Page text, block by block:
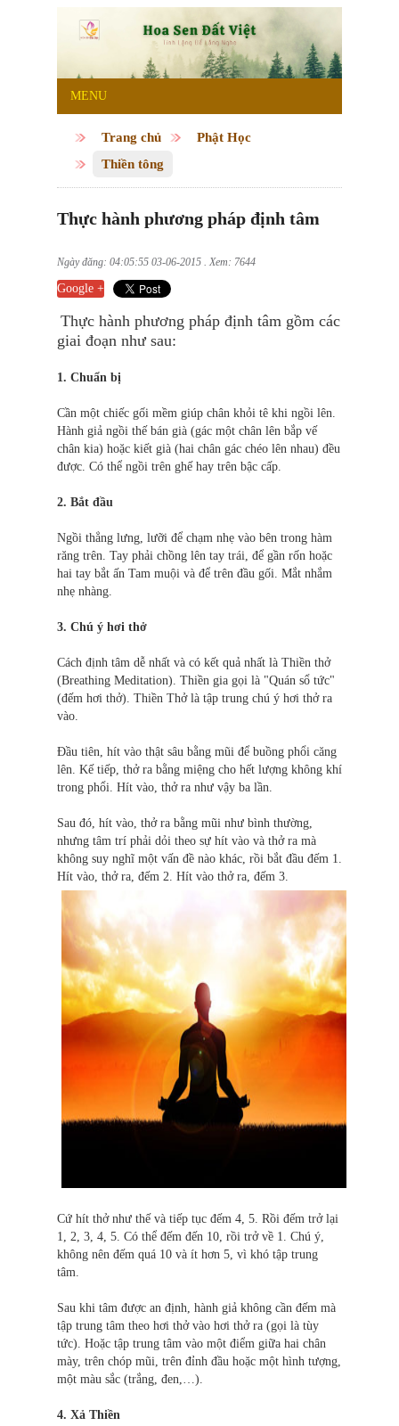
MENU
Trang chủ
Phật Học
Thiền tông
Thực hành phương pháp định tâm
Ngày đăng: 04:05:55 03-06-2015 . Xem: 7644
Google +
Thực hành phương pháp định tâm gồm các
giai đoạn như sau:
1. Chuẩn bị
Cần một chiếc gối mềm giúp chân khỏi tê khi ngồi lên.
Hành giả ngồi thế bán già (gác một chân lên bắp vế
chân kia) hoặc kiết già (hai chân gác chéo lên nhau) đều
được. Có thể ngồi trên ghế hay trên bậc cấp.
2. Bắt đầu
Ngồi thẳng lưng, lưỡi để chạm nhẹ vào bên trong hàm
răng trên. Tay phải chồng lên tay trái, để gần rốn hoặc
hai tay bắt ấn Tam muội và để trên đầu gối. Mắt nhắm
nhẹ nhàng.
3. Chú ý hơi thở
Cách định tâm dễ nhất và có kết quả nhất là Thiền thở
(Breathing Meditation). Thiền gia gọi là "Quán sổ tức"
(đếm hơi thở). Thiền Thở là tập trung chú ý hơi thở ra
vào.
Đầu tiên, hít vào thật sâu bằng mũi để buồng phổi căng
lên. Kế tiếp, thở ra bằng miệng cho hết lượng không khí
trong phổi. Hít vào, thở ra như vậy ba lần.
Sau đó, hít vào, thở ra bằng mũi như bình thường,
nhưng tâm trí phải dỏi theo sự hít vào và thở ra mà
không suy nghĩ một vấn đề nào khác, rồi bắt đầu đếm 1.
Hít vào, thở ra, đếm 2. Hít vào thở ra, đếm 3.
Cứ hít thở như thế và tiếp tục đếm 4, 5. Rồi đếm trở lại
1, 2, 3, 4, 5. Có thể đếm đến 10, rồi trở về 1. Chú ý,
không nên đếm quá 10 và ít hơn 5, vì khó tập trung
tâm.
Sau khi tâm được an định, hành giả không cần đếm mà
tập trung tâm theo hơi thở vào hơi thở ra (gọi là tùy
tức). Hoặc tập trung tâm vào một điểm giữa hai chân
mày, trên chóp mũi, trên đỉnh đầu hoặc một hình tượng,
một màu sắc (trắng, đen,…).
4. Xả Thiền